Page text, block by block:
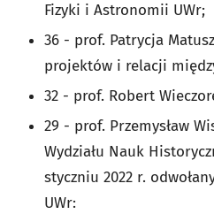
Fizyki i Astronomii UWr;
36 - prof. Patrycja
projektów i relacji
32 - prof. Robert
29 - prof. Przemysław
Wydziału Nauk
styczniu 2022 r.
UWr: